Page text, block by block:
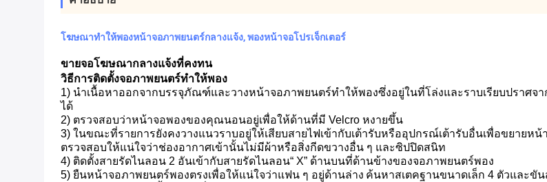
โฆษณาทำให้พองหน้าจอภาพยนตร์กลางแจ้ง, พองหน้าจอโปรเจ็กเตอร์
ขายจอโฆษณากลางแจ้งที่คงทน
วิธีการติดตั้งจอภาพยนตร์ทำให้พอง
1) นำเนื้อหาออกจากบรรจุภัณฑ์และวางหน้าจอภาพยนตร์ทำให้พองซึ่งอยู่ในที่โล่งและราบเรียบปราศ
ได้
2) ตรวจสอบว่าหน้าจอพองของคุณนอนอยู่เพื่อให้ด้านที่มี Velcro หงายขึ้น
3) ในขณะที่รายการยังคงวางแนวราบอยู่ให้เสียบสายไฟเข้ากับเต้ารับหรืออุปกรณ์เต้ารับอื่นเพื่อขยาย
ตรวจสอบให้แน่ใจว่าช่องอากาศเข้านั้นไม่มีผ้าหรือสิ่งกีดขวางอื่น ๆ และซิปปิดสนิท
4) ติดตั้งสายรัดไนลอน 2 อันเข้ากับสายรัดไนลอน“ X” ด้านบนที่ด้านข้างของจอภาพยนตร์พอง
5) ยืนหน้าจอภาพยนตร์พองตรงเพื่อให้แน่ใจว่าแฟน ๆ อยู่ด้านล่าง ค้นหาสเตคฐานขนาดเล็ก 4 ตัวและ